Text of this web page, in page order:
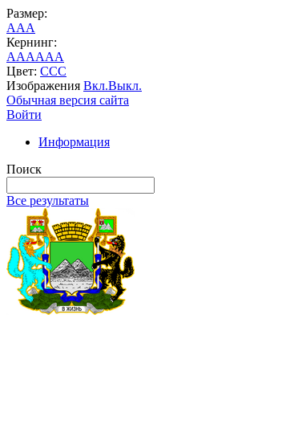
Размер:
AAA
Кернинг:
AAAAAA
Цвет: CCC
Изображения Вкл.Выкл.
Обычная версия сайта
Войти
Информация
Поиск
Все результаты